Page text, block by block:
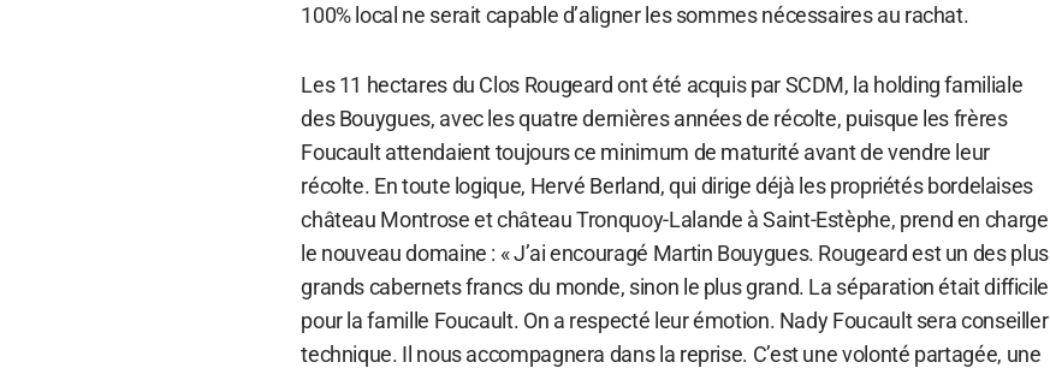
100% local ne serait capable d’aligner les sommes nécessaires au rachat.
Les 11 hectares du Clos Rougeard ont été acquis par SCDM, la holding familiale
des Bouygues, avec les quatre dernières années de récolte, puisque les frères
Foucault attendaient toujours ce minimum de maturité avant de vendre leur
récolte. En toute logique, Hervé Berland, qui dirige déjà les propriétés bordelaises
château Montrose et château Tronquoy-Lalande à Saint-Estèphe, prend en charge
le nouveau domaine : « J’ai encouragé Martin Bouygues. Rougeard est un des plus
grands cabernets francs du monde, sinon le plus grand. La séparation était difficile
pour la famille Foucault. On a respecté leur émotion. Nady Foucault sera conseiller
technique. Il nous accompagnera dans la reprise. C’est une volonté partagée, une